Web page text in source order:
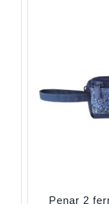
Penar 2